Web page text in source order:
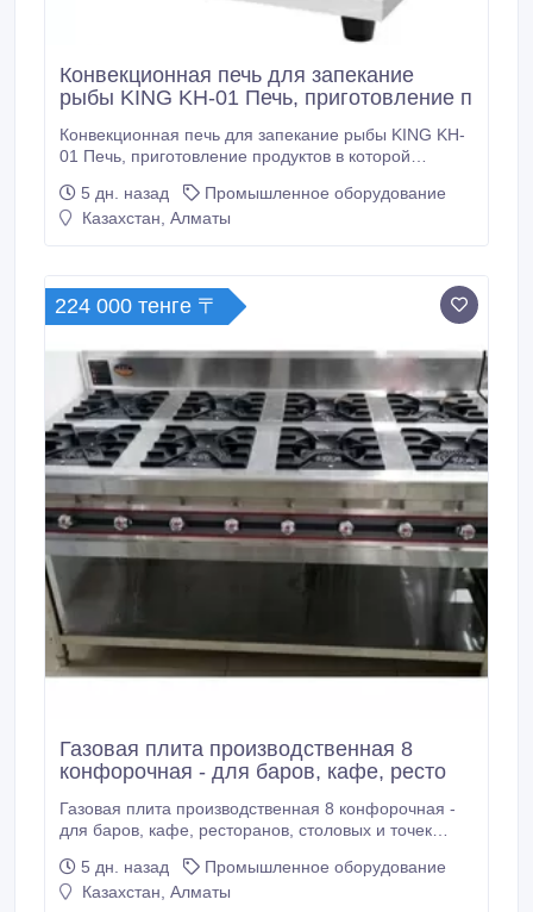
Конвекционная печь для запекание
рыбы KING KH-01 Печь, приготовление п
Конвекционная печь для запекание рыбы KING KH-
01 Печь, приготовление продуктов в которой
воздуха, нагретого электрическими ТЭНами или
газом.Печь служит, в основном, для приготовления
5 дн. назад
Промышленное оборудование
Казахстан, Алматы
224 000 тенге 〒
Газовая плита производственная 8
конфорочная - для баров, кафе, ресто
Газовая плита производственная 8 конфорочная -
для баров, кафе, ресторанов, столовых и точек
на ножках. Габариты: Ширина: 145 см Глубина: 83.5
см Высота: 80 (91.5) см Китай 224 000 тенге Алматы
5 дн. назад
Промышленное оборудование
Казахстан, Алматы